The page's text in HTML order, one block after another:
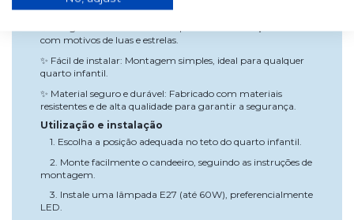
conforto às crianças durante a noite.
com motivos de luas e estrelas.
✨ Fácil de instalar: Montagem simples, ideal para qualquer
quarto infantil.
✨ Material seguro e durável: Fabricado com materiais
resistentes e de alta qualidade para garantir a segurança.
Utilização e instalação
1. Escolha a posição adequada no teto do quarto infantil.
2. Monte facilmente o candeeiro, seguindo as instruções de
montagem.
3. Instale uma lâmpada E27 (até 60W), preferencialmente
LED.